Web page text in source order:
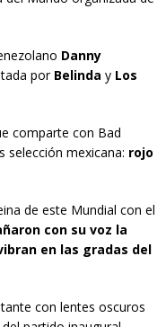
Danny
por Belinda y Los
comparte con Bad
selección mexicana: rojo
de este Mundial con el
con su voz la
en las gradas del
con lentes oscuros